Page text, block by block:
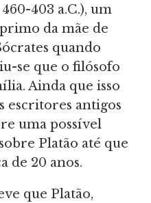
403 a.C.), um
da mãe de
quando
se que o filósofo
Ainda que isso
escritores antigos
uma possível
Platão até que
de 20 anos.
que Platão,